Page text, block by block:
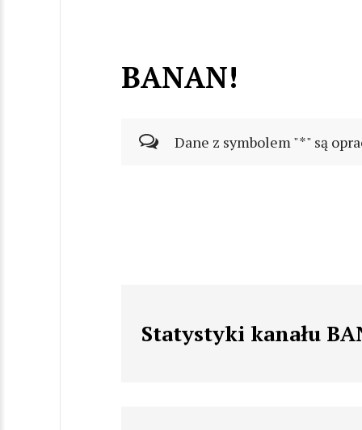
BANAN!
Dane z symbolem "*" są
Statystyki kanału